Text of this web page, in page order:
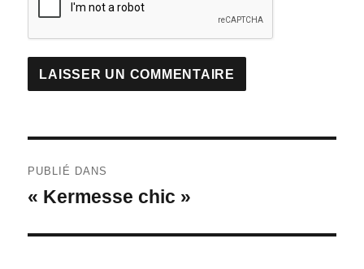
de
PUBLIÉ DANS
« Kermesse chic »